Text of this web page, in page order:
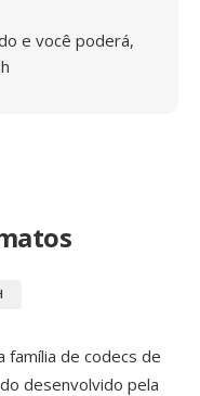
e você poderá,
família de codecs de
desenvolvido pela